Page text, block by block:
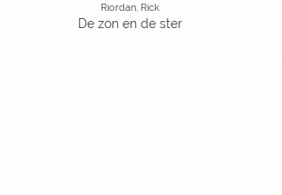
Riordan, Rick
De zon en de ster